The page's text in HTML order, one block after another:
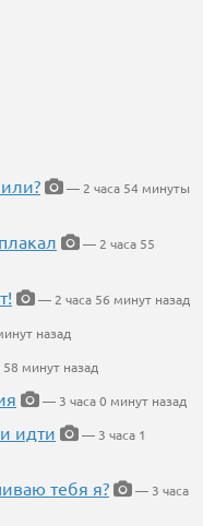
— 2 часа 54 минуты
— 2 часа 55
— 2 часа 56 минут назад
назад
минут назад
— 3 часа 0 минут назад
идти
— 3 часа 1
тебя я?
— 3 часа